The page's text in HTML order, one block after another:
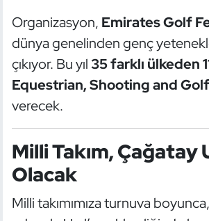
Organizasyon, Emirates Golf
dünya genelinden genç
çıkıyor. Bu yıl 35 farklı ülkeden
Equestrian, Shooting and
verecek.
Milli Takım,
Olacak
Milli takımımıza turnuva
Sporcular